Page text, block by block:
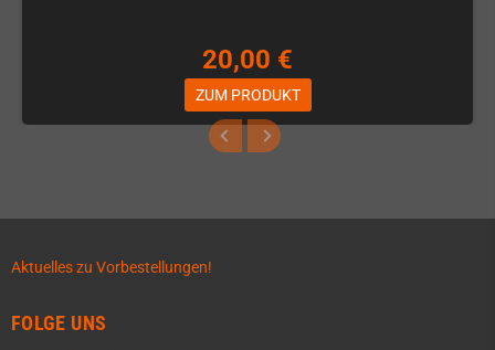
20,00 €
ZUM PRODUKT
Aktuelles zu Vorbestellungen!
FOLGE UNS